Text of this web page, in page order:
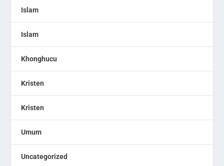
Islam
Islam
Khonghucu
Kristen
Kristen
Umum
Uncategorized